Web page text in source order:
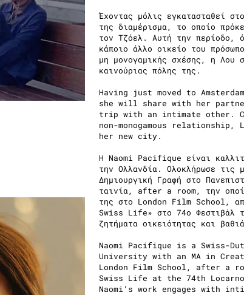
Έχοντας μόλις εγκατασταθεί
της διαμέρισμα, το οποίο
τον Τζόελ. Αυτή την περίοδο,
κάποιο άλλο οικείο του
μη μονογαμικής σχέσης, η Λου
καινούριας πόλης της.
Having just moved to
she will share with her
trip with an intimate other.
non-monogamous
her new city.
Η Naomi Pacifique είναι
την Ολλανδία. Ολοκλήρωσε τις
Δημιουργική Γραφή στο
ταινία, after a room, την
της στο London Film School,
Swiss Life» στο 74ο Φεστιβάλ
ζητήματα οικειότητας και
Naomi Pacifique is a Swiss-
University with an MΑ in
London Film School, after a
Swiss Life at the 74th
Naomi’s work engages with